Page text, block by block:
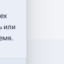
или